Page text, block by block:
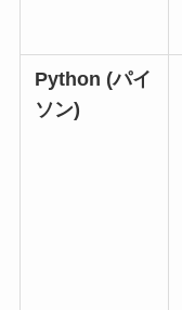
Python (パイ
ソン)